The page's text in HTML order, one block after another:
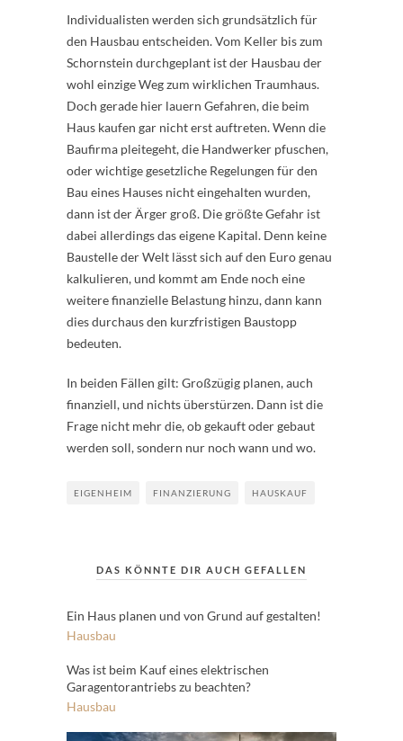
Individualisten werden sich grundsätzlich für
den Hausbau entscheiden. Vom Keller bis zum
Schornstein durchgeplant ist der Hausbau der
wohl einzige Weg zum wirklichen Traumhaus.
Doch gerade hier lauern Gefahren, die beim
Haus kaufen gar nicht erst auftreten. Wenn die
Baufirma pleitegeht, die Handwerker pfuschen,
oder wichtige gesetzliche Regelungen für den
Bau eines Hauses nicht eingehalten wurden,
dann ist der Ärger groß. Die größte Gefahr ist
dabei allerdings das eigene Kapital. Denn keine
Baustelle der Welt lässt sich auf den Euro genau
kalkulieren, und kommt am Ende noch eine
weitere finanzielle Belastung hinzu, dann kann
dies durchaus den kurzfristigen Baustopp
bedeuten.
In beiden Fällen gilt: Großzügig planen, auch
finanziell, und nichts überstürzen. Dann ist die
Frage nicht mehr die, ob gekauft oder gebaut
werden soll, sondern nur noch wann und wo.
EIGENHEIM FINANZIERUNG HAUSKAUF
DAS KÖNNTE DIR AUCH GEFALLEN
Ein Haus planen und von Grund auf gestalten!
Hausbau
Was ist beim Kauf eines elektrischen
Garagentorantriebs zu beachten?
Hausbau